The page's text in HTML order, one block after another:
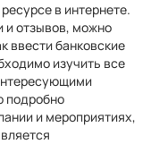
в интернете.
и отзывов, можно
ввести банковские
изучить все
подробно
и мероприятиях,